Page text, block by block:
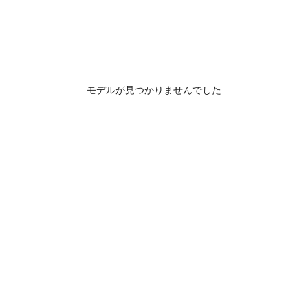
モデルが見つかりませんでした